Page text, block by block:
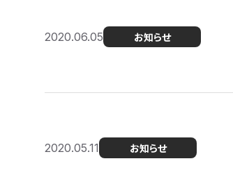
2020.06.05 お知らせ
2020.05.11 お知らせ